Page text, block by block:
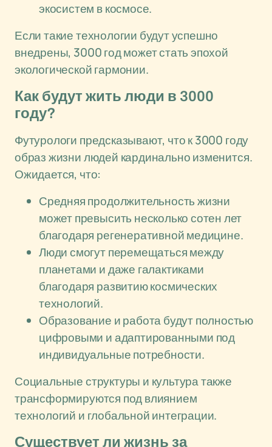
экосистем в космосе.
Если такие технологии будут успешно
внедрены, 3000 год может стать эпохой
экологической гармонии.
Как будут жить люди в 3000
году?
Футурологи предсказывают, что к 3000 году
образ жизни людей кардинально изменится.
Ожидается, что:
Средняя продолжительность жизни
может превысить несколько сотен лет
благодаря регенеративной медицине.
Люди смогут перемещаться между
планетами и даже галактиками
благодаря развитию космических
технологий.
Образование и работа будут полностью
цифровыми и адаптированными под
индивидуальные потребности.
Социальные структуры и культура также
трансформируются под влиянием
технологий и глобальной интеграции.
Существует ли жизнь за